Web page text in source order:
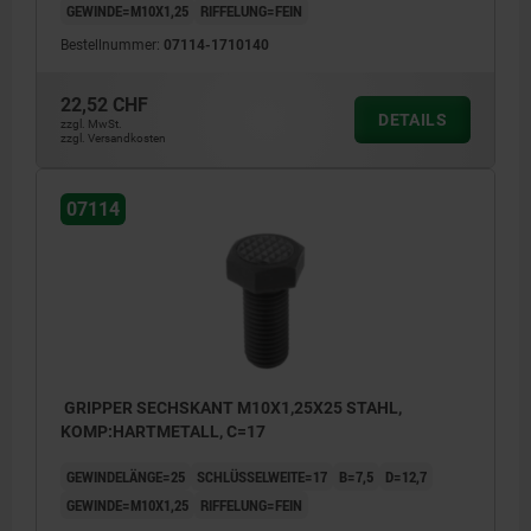
GEWINDE=M10X1,25
RIFFELUNG=FEIN
Bestellnummer: 07114-1710140
22,52 CHF
zzgl. MwSt.
zzgl. Versandkosten
DETAILS
07114
GRIPPER SECHSKANT M10X1,25X25 STAHL,
KOMP:HARTMETALL, C=17
GEWINDELÄNGE=25 SCHLÜSSELWEITE=17 B=7,5
D=12,7
GEWINDE=M10X1,25
RIFFELUNG=FEIN